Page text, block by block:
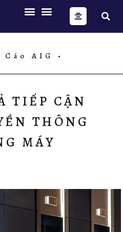
Cáo AIG •
TIẾP CẬN
THÔNG
MÁY